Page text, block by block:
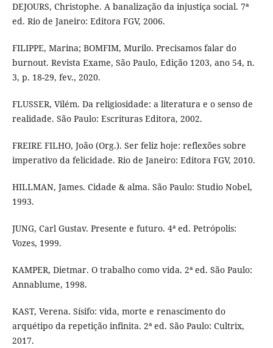
DEJOURS, Christophe. A banalização da injustiça social. 7ª
ed. Rio de Janeiro: Editora FGV, 2006.
FILIPPE, Marina; BOMFIM, Murilo. Precisamos falar do
burnout. Revista Exame, São Paulo, Edição 1203, ano 54, n.
3, p. 18-29, fev., 2020.
FLUSSER, Vilém. Da religiosidade: a literatura e o senso de
realidade. São Paulo: Escrituras Editora, 2002.
FREIRE FILHO, João (Org.). Ser feliz hoje: reflexões sobre
imperativo da felicidade. Rio de Janeiro: Editora FGV, 2010.
HILLMAN, James. Cidade & alma. São Paulo: Studio Nobel,
1993.
JUNG, Carl Gustav. Presente e futuro. 4ª ed. Petrópolis:
Vozes, 1999.
KAMPER, Dietmar. O trabalho como vida. 2ª ed. São Paulo:
Annablume, 1998.
KAST, Verena. Sísifo: vida, morte e renascimento do
arquétipo da repetição infinita. 2ª ed. São Paulo: Cultrix,
2017.